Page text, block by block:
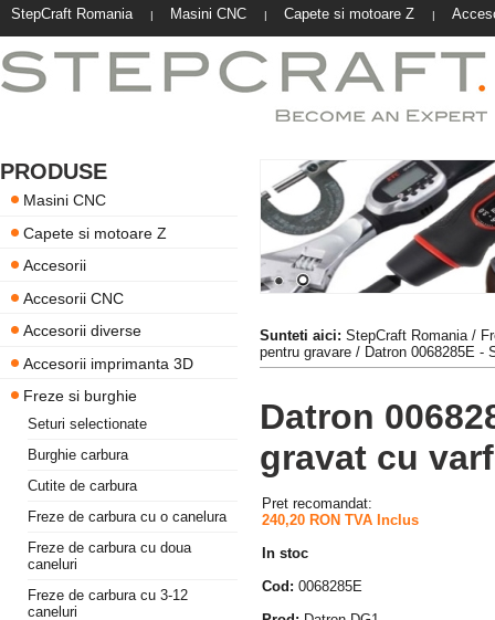
StepCraft Romania | Masini CNC | Capete si motoare Z |
PRODUSE
Masini CNC
Capete si motoare Z
Accesorii
Accesorii CNC
Accesorii diverse
Accesorii imprimanta 3D
Freze si burghie
Seturi selectionate
Burghie carbura
Cutite de carbura
Freze de carbura cu o canelura
Freze de carbura cu doua
caneluri
Freze de carbura cu 3-12
caneluri
Sunteti aici: StepCraft Romania/
pentru gravare / Datron 0068285E -
Datron
gravat cu
Pret recomandat:
240,20 RON TVA Inclus
In stoc
Cod: 0068285E